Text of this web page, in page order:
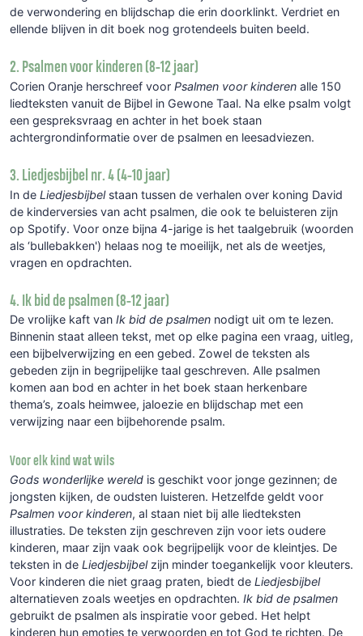
de verwondering en blijdschap die erin doorklinkt. Verdriet en
ellende blijven in dit boek nog grotendeels buiten beeld.
2. Psalmen voor kinderen (8-12 jaar)
Corien Oranje herschreef voor Psalmen voor kinderen alle 150
liedteksten vanuit de Bijbel in Gewone Taal. Na elke psalm volgt
een gespreksvraag en achter in het boek staan
achtergrondinformatie over de psalmen en leesadviezen.
3. Liedjesbijbel nr. 4 (4-10 jaar)
In de Liedjesbijbel staan tussen de verhalen over koning David
de kinderversies van acht psalmen, die ook te beluisteren zijn
op Spotify. Voor onze bijna 4-jarige is het taalgebruik (woorden
als ‘bullebakken') helaas nog te moeilijk, net als de weetjes,
vragen en opdrachten.
4. Ik bid de psalmen (8-12 jaar)
De vrolijke kaft van Ik bid de psalmen nodigt uit om te lezen.
Binnenin staat alleen tekst, met op elke pagina een vraag, uitleg,
een bijbelverwijzing en een gebed. Zowel de teksten als
gebeden zijn in begrijpelijke taal geschreven. Alle psalmen
komen aan bod en achter in het boek staan herkenbare
thema’s, zoals heimwee, jaloezie en blijdschap met een
verwijzing naar een bijbehorende psalm.
Voor elk kind wat wils
Gods wonderlijke wereld is geschikt voor jonge gezinnen; de
jongsten kijken, de oudsten luisteren. Hetzelfde geldt voor
Psalmen voor kinderen, al staan niet bij alle liedteksten
illustraties. De teksten zijn geschreven zijn voor iets oudere
kinderen, maar zijn vaak ook begrijpelijk voor de kleintjes. De
teksten in de Liedjesbijbelzijn minder toegankelijk voor kleuters.
Voor kinderen die niet graag praten, biedt de Liedjesbijbel
alternatieven zoals weetjes en opdrachten. Ik bid de psalmen
gebruikt de psalmen als inspiratie voor gebed. Het helpt
kinderen hun emoties te verwoorden en tot God te richten. De